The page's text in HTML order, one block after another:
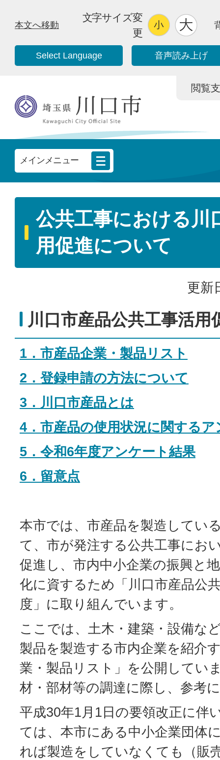
本文へ移動
文字サイズ変
更
Select Language 音声読み上げ
閲覧
メインメニュー
公共工事における川
用促進について
更新
川口市産品公共工事活用
1．市産品企業・製品リスト
2．登録申請の方法について
3．川口市産品とは
4．市産品の使用状況に関するア
5．令和6年度アンケート結果
6．留意点
本市では、市産品を製造してい
て、市が発注する公共工事にお
促進し、市内中小企業の振興と
化に資するため「川口市産品公
度」に取り組んでいます。
ここでは、土木・建築・設備な
製品を製造する市内企業を紹介
業・製品リスト」を公開してい
材・部材等の調達に際し、参考
平成30年1月1日の要領改正に伴
ては、本市にある中小企業団体
れば製造をしていなくても（販